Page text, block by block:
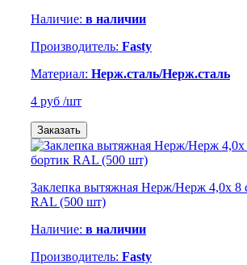
Наличие: в наличии
Производитель: Fasty
Материал: Нерж.сталь/Нерж.сталь
4 руб /шт
Заказать
Заклепка вытяжная Нерж/Нерж 4,0х 8
RAL (500 шт)
Наличие: в наличии
Производитель: Fasty